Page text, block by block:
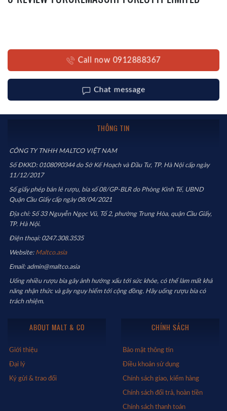
Call now 0912888367
Chat message
THÔNG TIN
CÔNG TY TNHH MALTCO VIỆT NAM
Số ĐKKD: 0108090344 do Sở Kế Hoạch và Đầu Tư, TP. Hà Nội cấp ngày
11/12/2017
Số giấy phép bán lẻ rượu, bia số 08/GP-BLR do Phòng Kinh Tế, UBND
Quận Cầu Giấy cấp ngày 08/04/2021
Địa chỉ: Số 33 Nguyễn Ngọc Vũ, Tổ 2, phường Trung Hòa, quận Cầu Giấy,
TP. Hà Nội.
Điện thoại: 0247.308.3535
Website: Maltco.asia
Email: admin@maltco.asia
Uống nhiều rượu bia gây ảnh hưởng xấu tới sức khỏe, có thể làm mất khả
năng nhận thức và gây nguy hiểm tới cộng đồng. Hãy uống rượu bia có
trách nhiệm.
ABOUT MALT & CO
Giới thiệu
Đại lý
Ký gửi & trao đổi
CHÍNH SÁCH
Bảo mật thông tin
Điều khoản sử dụng
Chính sách giao, kiểm hàng
Chính sách đổi trả, hoàn tiền
Chính sách thanh toán